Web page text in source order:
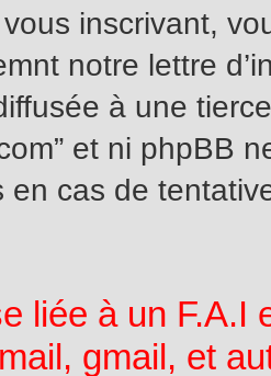
inscrivant,
notre lettre
à une
et ni phpBB
en cas de
liée à un F.A.I
gmail, et